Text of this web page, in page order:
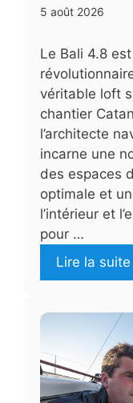
5 août 2026
Le Bali 4.8
véritable loft
chantier
l’architecte
incarne une
des espaces
optimale et
l’intérieur et
pour …
Lire la suite